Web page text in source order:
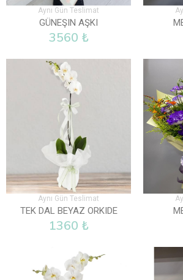
Aynı Gün Teslimat
GÜNEŞIN AŞKI
3560 ₺
Aynı Gün Teslimat
TEK DAL BEYAZ ORKIDE
1360 ₺